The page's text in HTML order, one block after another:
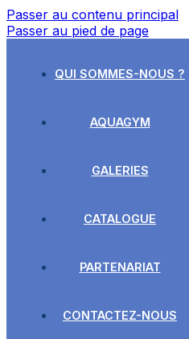
Passer au contenu principal
Passer au pied de page
QUI SOMMES-NOUS ?
AQUAGYM
GALERIES
CATALOGUE
PARTENARIAT
CONTACTEZ-NOUS